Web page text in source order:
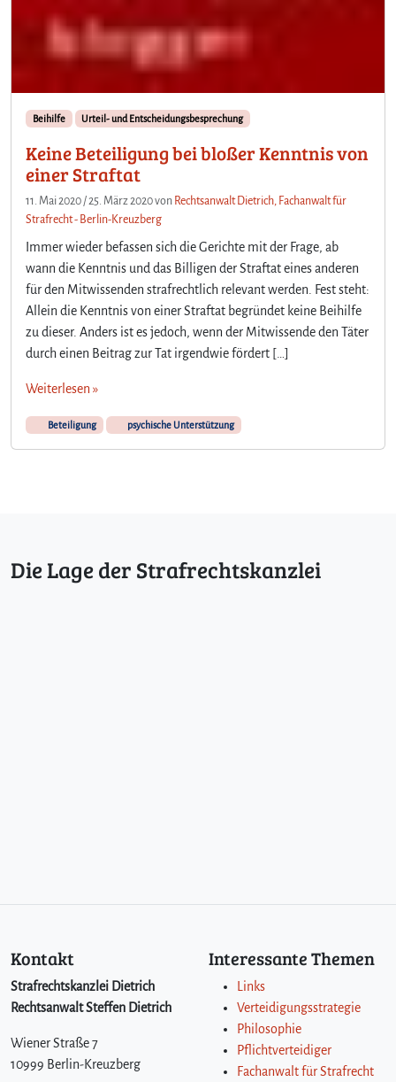
Beihilfe Urteil- und Entscheidungsbesprechung
Keine Beteiligung bei bloßer Kenntnis von
einer Straftat
11. Mai 2020 /25. März 2020von Rechtsanwalt Dietrich, Fachanwalt für
Strafrecht - Berlin-Kreuzberg
Immer wieder befassen sich die Gerichte mit der Frage, ab
wann die Kenntnis und das Billigen der Straftat eines anderen
für den Mitwissenden strafrechtlich relevant werden. Fest steht:
Allein die Kenntnis von einer Straftat begründet keine Beihilfe
zu dieser. Anders ist es jedoch, wenn der Mitwissende den Täter
durch einen Beitrag zur Tat irgendwie fördert […]
Weiterlesen »
Beteiligung psychische Unterstützung
Die Lage der Strafrechtskanzlei
Kontakt
Strafrechtskanzlei Dietrich
Rechtsanwalt Steffen Dietrich
Wiener Straße 7
10999 Berlin-Kreuzberg
Interessante Themen
Links
Verteidigungsstrategie
Philosophie
Pflichtverteidiger
Fachanwalt für Strafrecht